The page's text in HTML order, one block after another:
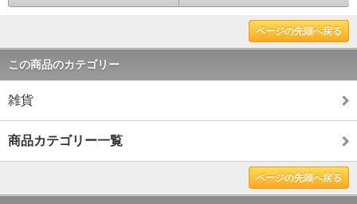
ページの先頭へ戻る
この商品のカテゴリー
雑貨
商品カテゴリー一覧
ページの先頭へ戻る